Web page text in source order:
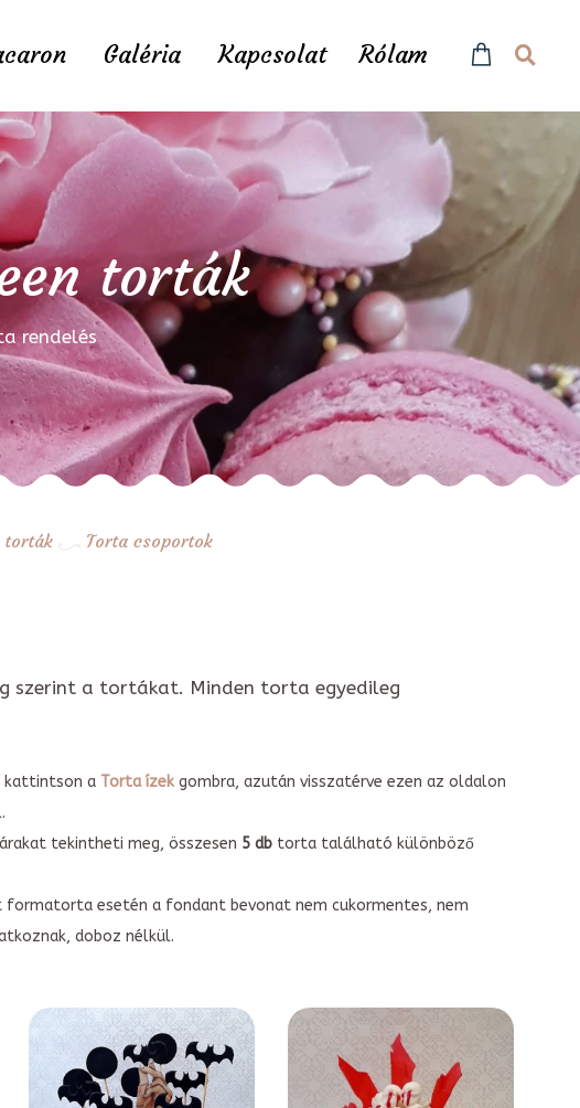
Galéria Kapcsolat Rólam
torták
rendelés
torták Torta csoportok
szerint a tortákat. Minden torta egyedileg
kattintson a Torta ízekgombra, azután visszatérve ezen az oldalon
tekintheti meg, összesen 5 dbtorta található különböző
esetén a fondant bevonat nem cukormentes, nem
doboz nélkül.